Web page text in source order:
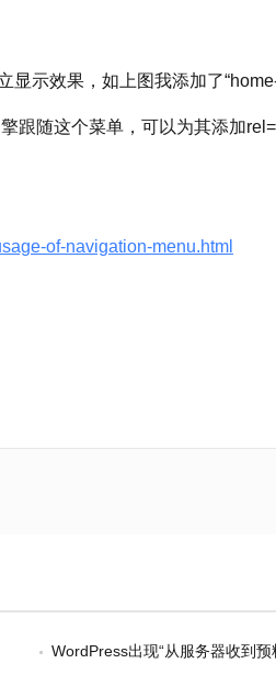
示效果，如上图我添加了
跟随这个菜单，可以为其添加
of-navigation-menu.html
WordPress出现“从服务器收到预料之外的